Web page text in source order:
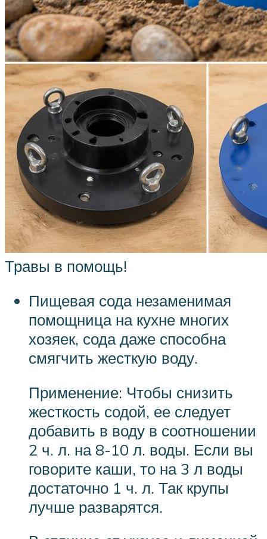
Травы в помощь!
Пищевая сода незаменимая
помощница на кухне многих
хозяек, сода даже способна
смягчить жесткую воду.
Применение: Чтобы снизить
жесткость содой, ее следует
добавить в воду в соотношении
2 ч. л. на 8-10 л. воды. Если вы
говорите каши, то на 3 л воды
достаточно 1 ч. л. Так крупы
лучше разварятся.